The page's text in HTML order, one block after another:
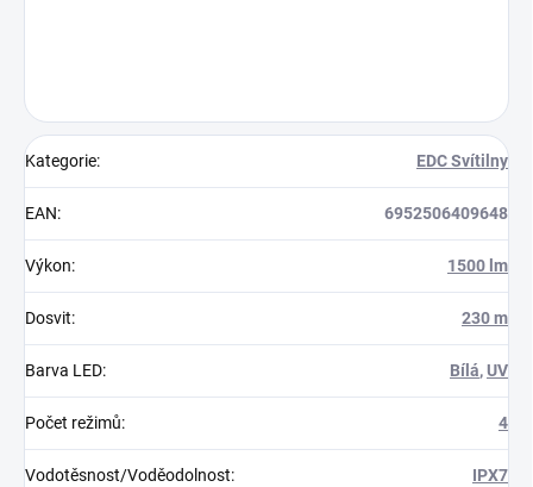
Kategorie: EDC Svítilny
EAN: 6952506409648
Výkon: 1500 lm
Dosvit: 230 m
Barva LED: Bílá,UV
Počet režimů: 4
Vodotěsnost/Voděodolnost: IPX7